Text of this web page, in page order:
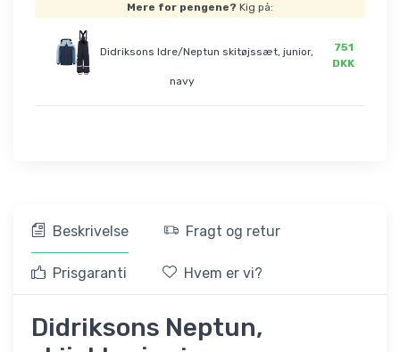
Mere for pengene? Kig på:
Didriksons Idre/Neptun skitøjssæt, junior,
navy
751
DKK
Beskrivelse Fragt og retur
Prisgaranti Hvem er vi?
Didriksons Neptun,